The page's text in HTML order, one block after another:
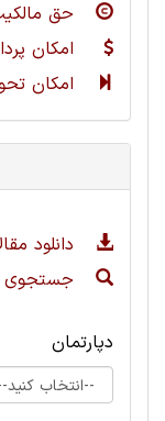
حق
امکان
امکان
دانلود
جستجوی
دپارتمان